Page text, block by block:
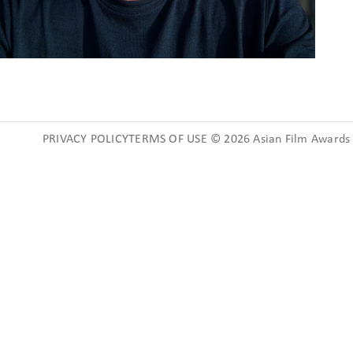
PRIVACY POLICYTERMS OF USE © 2026 Asian Film